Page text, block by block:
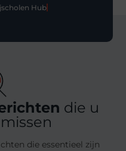
Hub
die u
die essentieel zijn